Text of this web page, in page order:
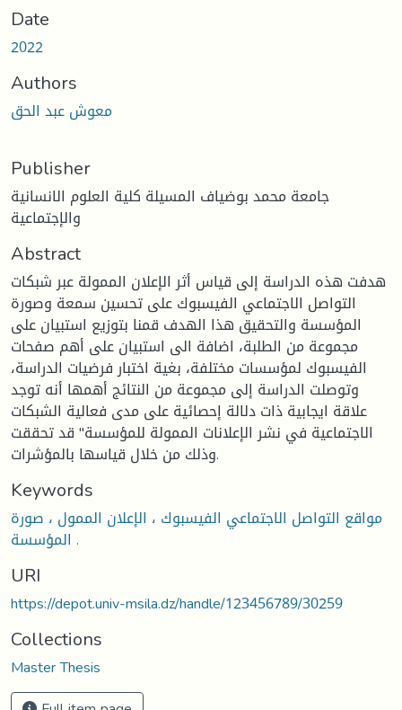
Date
2022
Authors
معوش عبد الحق
Publisher
جامعة محمد بوضياف المسيلة كلية العلوم الانسانية
والإجتماعية
Abstract
هدفت هذه الدراسة إلى قياس أثر الإعلان الممولة عبر شبكات
التواصل الاجتماعي الفيسبوك على تحسين سمعة وصورة
المؤسسة والتحقيق هذا الهدف قمنا بتوزيع استبيان على
مجموعة من الطلبة، اضافة الى استبيان على أهم صفحات
الفيسبوك لمؤسسات مختلفة، بغية اختبار فرضيات الدراسة،
وتوصلت الدراسة إلى مجموعة من النتائج أهمها أنه توجد
علاقة ايجابية ذات دلالة إحصائية على مدى فعالية الشبكات
الاجتماعية في نشر الإعلانات الممولة للمؤسسة" قد تحققت
وذلك من خلال قياسها بالمؤشرات.
Keywords
مواقع التواصل الاجتماعي الفيسبوك ، الإعلان الممول ، صورة
المؤسسة .
URI
https://depot.univ-msila.dz/handle/123456789/30259
Collections
Master Thesis